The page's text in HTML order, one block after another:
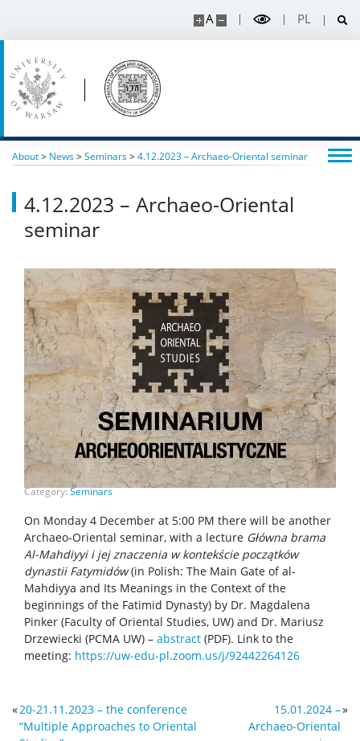
A PL
About> News>Seminars>4.12.2023 – Archaeo-Oriental seminar
4.12.2023 – Archaeo-Oriental
seminar
Category:Seminars
On Monday 4 December at 5:00 PM there will be another
Archaeo-Oriental seminar, with a lecture Główna brama
Al-Mahdiyyi i jej znaczenia w kontekście początków
dynastii Fatymidów(in Polish: The Main Gate of al-
Mahdiyya and Its Meanings in the Context of the
beginnings of the Fatimid Dynasty) by Dr. Magdalena
Pinker (Faculty of Oriental Studies, UW) and Dr. Mariusz
Drzewiecki (PCMA UW) – abstract (PDF). Link to the
meeting: https://uw-edu-pl.zoom.us/j/92442264126
«20-21.11.2023 – the conference
“Multiple Approaches to Oriental
15.01.2024 –
Archaeo-Oriental
»